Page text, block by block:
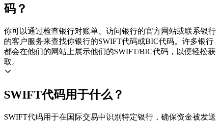
码？
你可以通过检查银行对账单、访问银行的官方网站或联系银行
的客户服务来查找你银行的SWIFT代码或BIC代码。许多银行
都会在他们的网站上展示他们的SWIFT/BIC代码，以便轻松获
取。
SWIFT代码用于什么？
SWIFT代码用于在国际交易中识别特定银行，确保资金被发送